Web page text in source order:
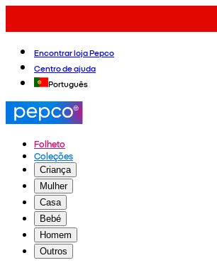
Encontrar loja Pepco
Centro de ajuda
Português
Folheto
Coleções
Criança
Mulher
Casa
Bebé
Homem
Outros